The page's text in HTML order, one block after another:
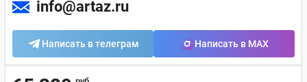
info@artaz.ru
Написать в телеграм Написать в MAX